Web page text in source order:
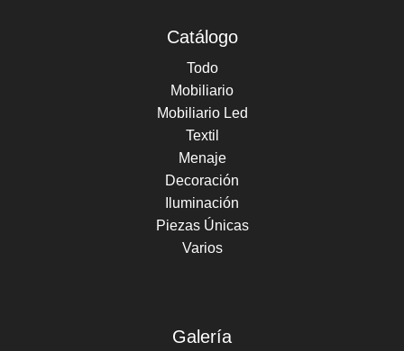
Catálogo
Todo
Mobiliario
Mobiliario Led
Textil
Menaje
Decoración
Iluminación
Piezas Únicas
Varios
Galería